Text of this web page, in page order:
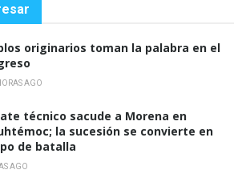
originarios toman la palabra en el
AGO
técnico sacude a Morena en
la sucesión se convierte en
de batalla
AGO